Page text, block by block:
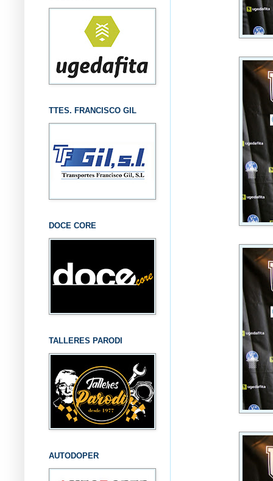
TTES. FRANCISCO GIL
DOCE CORE
TALLERES PARODI
AUTODOPER